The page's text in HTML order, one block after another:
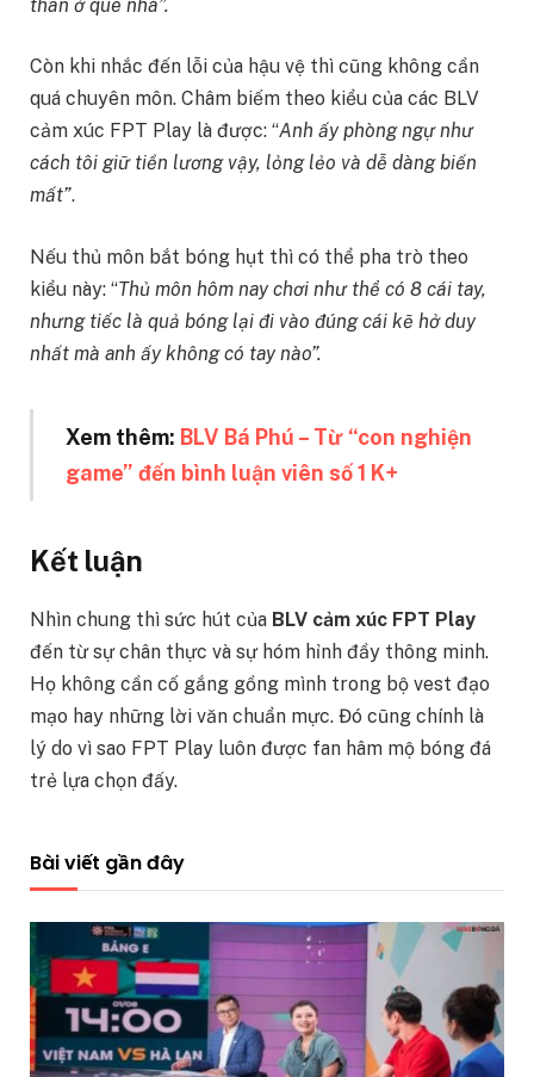
thân ở quê nhà”.
Còn khi nhắc đến lỗi của hậu vệ thì cũng không cần
quá chuyên môn. Châm biếm theo kiểu của các BLV
cảm xúc FPT Play là được: “Anh ấy phòng ngự như
cách tôi giữ tiền lương vậy, lỏng lẻo và dễ dàng biến
mất”.
Nếu thủ môn bắt bóng hụt thì có thể pha trò theo
kiểu này: “Thủ môn hôm nay chơi như thể có 8 cái tay,
nhưng tiếc là quả bóng lại đi vào đúng cái kẽ hở duy
nhất mà anh ấy không có tay nào”.
Xem thêm: BLV Bá Phú – Từ “con nghiện
game” đến bình luận viên số 1 K+
Kết luận
Nhìn chung thì sức hút của BLV cảm xúc FPT Play
đến từ sự chân thực và sự hóm hỉnh đầy thông minh.
Họ không cần cố gắng gồng mình trong bộ vest đạo
mạo hay những lời văn chuẩn mực. Đó cũng chính là
lý do vì sao FPT Play luôn được fan hâm mộ bóng đá
trẻ lựa chọn đấy.
Bài viết gần đây